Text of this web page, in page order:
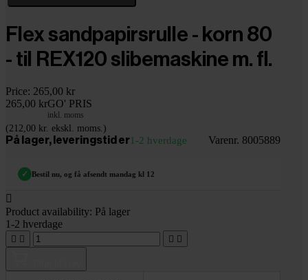
Flex sandpapirsrulle - korn 80
- til REX120 slibemaskine m. fl.
Price: 265,00 kr
265,00 krGO' PRIS
inkl. moms
(212,00 kr. ekskl. moms.)
På lager, leveringstid er1-2 hverdage Varenr. 8005889
✓ Bestil nu, og få afsendt mandag kl 12

Product availability: På lager
1-2 hverdage
   